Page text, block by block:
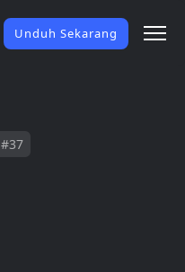
Unduh Sekarang
#37